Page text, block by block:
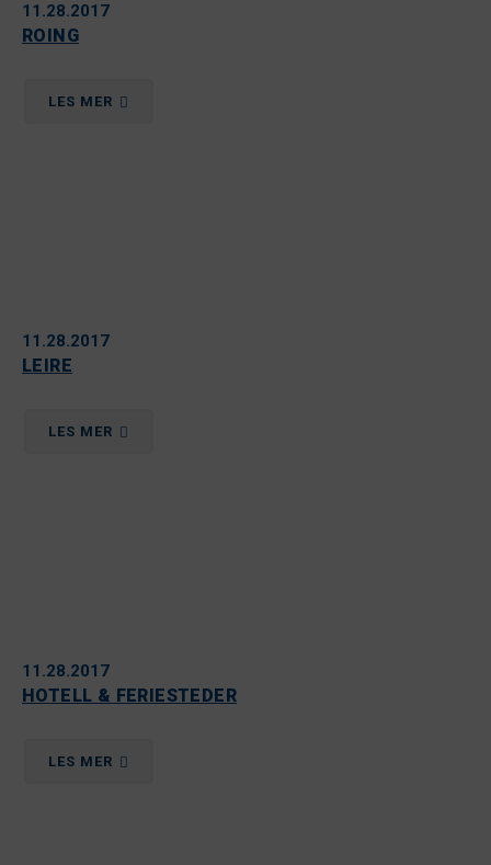
11.28.2017
ROING
LES MER
11.28.2017
LEIRE
LES MER
11.28.2017
HOTELL & FERIESTEDER
LES MER